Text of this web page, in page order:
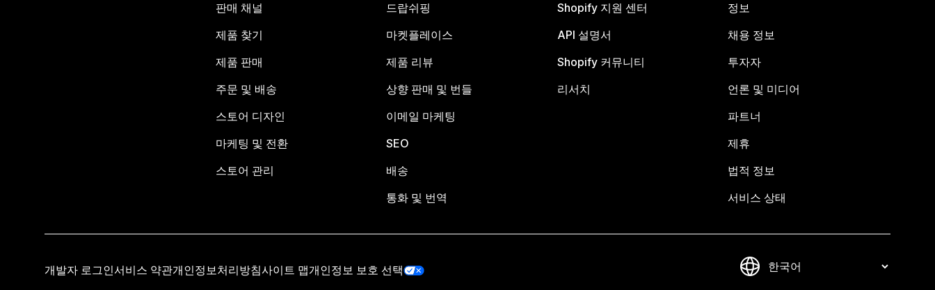
판매 채널
제품 찾기
제품 판매
주문 및 배송
스토어 디자인
마케팅 및 전환
스토어 관리
드랍쉬핑
마켓플레이스
제품 리뷰
상향 판매 및 번들
이메일 마케팅
SEO
배송
통화 및 번역
Shopify 지원 센터
API 설명서
Shopify 커뮤니티
리서치
정보
채용 정보
투자자
언론 및 미디어
파트너
제휴
법적 정보
서비스 상태
개발자 로그인서비스 약관개인정보처리방침사이트 맵개인정보 보호 선택